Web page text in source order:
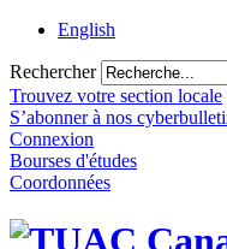
English
Rechercher
Trouvez votre section locale
S’abonner à nos
Connexion
Bourses d'études
Coordonnées